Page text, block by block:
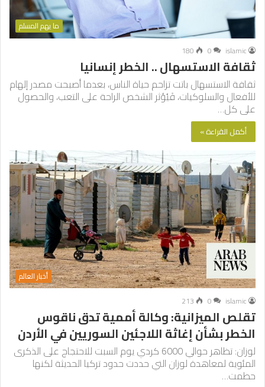
ما يهم المسلم
islamic
0
180
ثقافة الاستسهال .. الخطر إنسانيا
ثقافة الاستسهال باتت تزاحم حياة الناس، بعدما أصبحت مصدر إلهام
للأفعال والسلوكيات، فَيُؤثر الشخص الراحة على التعب، والحصول
على كل…
أكمل القراءة »
أخبار العالم
islamic
0
213
تقلص الميزانية: وكالة أممية تدق ناقوس
الخطر بشأن إغاثة اللاجئين السوريين في الأردن
لوزان: تظاهر حوالي 6000 كردي يوم السبت للاحتجاج على الذكرى
المئوية لمعاهدة لوزان التي حددت حدود تركيا الحديثة لكنها
حطمت…